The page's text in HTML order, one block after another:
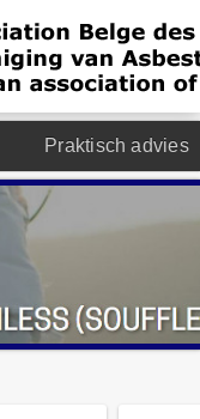
Praktisch advies